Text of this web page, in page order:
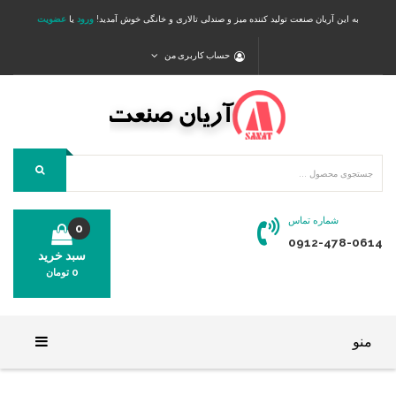
به این آریان صنعت تولید کننده میز و صندلی تالاری و خانگی خوش آمدید! ورود یا عضویت
حساب کاربری من
شماره تماس
0912-478-0614
سبد خرید
0
0 تومان
منو